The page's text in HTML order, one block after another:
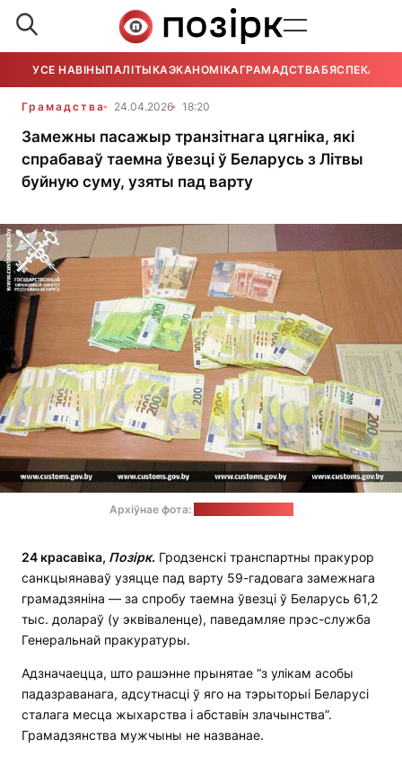
УСЕ НАВІНЫПАЛІТЫКАЭКАНОМІКАГРАМАДСТВАБЯСПЕКА
Грамадства 24.04.2026 18:20
Замежны пасажыр транзітнага цягніка, які
спрабаваў таемна ўвезці ў Беларусь з Літвы
буйную суму, узяты пад варту
Архіўнае фота:
24 красавіка, Позірк. Гродзенскі транспартны пракурор
санкцыянаваў узяцце пад варту 59-гадовага замежнага
грамадзяніна — за спробу таемна ўвезці ў Беларусь 61,2
тыс. долараў (у эквіваленце), паведамляе прэс-служба
Генеральнай пракуратуры.
Адзначаецца, што рашэнне прынятае “з улікам асобы
падазраванага, адсутнасці ў яго на тэрыторыі Беларусі
сталага месца жыхарства і абставін злачынства”.
Грамадзянства мужчыны не названае.